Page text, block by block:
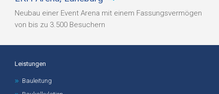
Neubau einer Event Arena mit einem Fassungsvermögen
von bis zu 3.500 Besuchern
Leistungen
Bauleitung